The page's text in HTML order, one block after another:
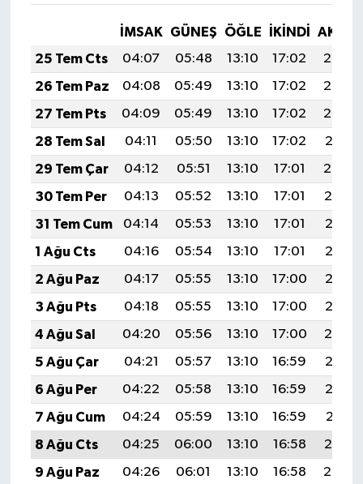
İMSAK GÜNEŞ ÖĞLE İKINDI
25 Tem Cts
04:07 05:48 13:10 17:02
20:23
26 Tem Paz
04:08 05:49 13:10 17:02
20:22
27 Tem Pts
04:09 05:49 13:10 17:02
20:22
28 Tem Sal
04:11 05:50 13:10 17:02
20:21
29 Tem Çar
04:12 05:51 13:10 17:01
20:20
30 Tem Per
04:13 05:52 13:10 17:01
20:19
31 Tem Cum
04:14 05:53 13:10 17:01
20:18
1 Ağu Cts
04:16 05:54 13:10 17:01
20:17
2 Ağu Paz
04:17 05:55 13:10 17:00
20:16
3 Ağu Pts
04:18 05:55 13:10 17:00
20:15
4 Ağu Sal
04:20 05:56 13:10 17:00
20:14
5 Ağu Çar
04:21 05:57 13:10 16:59
20:13
6 Ağu Per
04:22 05:58 13:10 16:59
20:12
7 Ağu Cum
04:24 05:59 13:10 16:59
20:11
8 Ağu Cts
04:25 06:00 13:10 16:58
20:10
9 Ağu Paz
04:26 06:01 13:10 16:58
20:08